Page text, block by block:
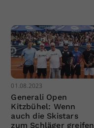
01.08.2023
Generali Open
Kitzbühel: Wenn
auch die Skistars
zum Schläger greifen